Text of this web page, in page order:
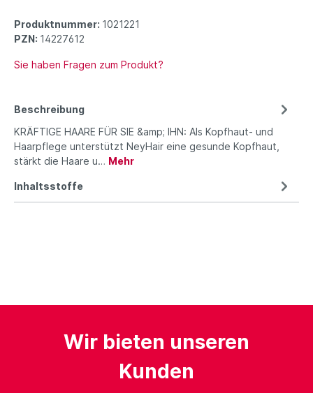
Produktnummer: 1021221
PZN: 14227612
Sie haben Fragen zum Produkt?
Beschreibung
KRÄFTIGE HAARE FÜR SIE &amp; IHN: Als Kopfhaut- und
Haarpflege unterstützt NeyHair eine gesunde Kopfhaut,
stärkt die Haare u… Mehr
Inhaltsstoffe
Wir bieten unseren
Kunden